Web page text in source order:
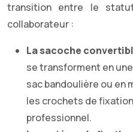
transition entre le
collaborateur :
La sacoche
se transforment en
sac bandoulière ou en
les crochets de
professionnel.